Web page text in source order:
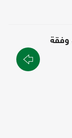
وفقة